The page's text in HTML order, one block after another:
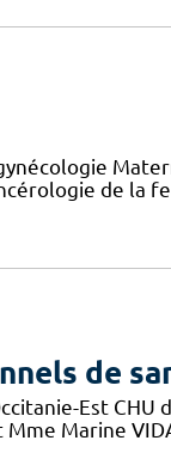
de la
de
Est CHU
Marine